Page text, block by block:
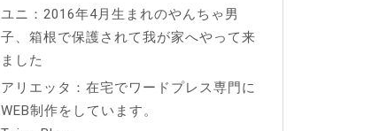
ユニ：2016年4月生まれのやんちゃ男
子、箱根で保護されて我が家へやって来
ました
アリエッタ：在宅でワードプレス専門に
WEB制作をしています。